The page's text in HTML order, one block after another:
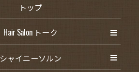
トップ
Hair Salon トーク
シャイニーソルン